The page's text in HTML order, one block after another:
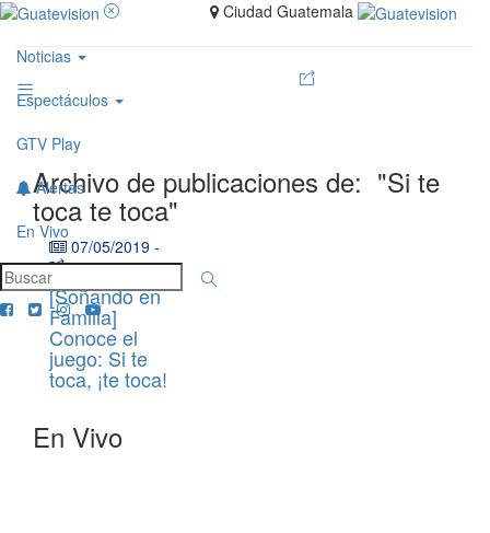
Noticias
Espectáculos
GTV Play
Alertas
En Vivo
Ciudad Guatemala
Archivo de publicaciones de: "Si te
toca te toca"
07/05/2019 -
[Soñando en
Familia]
Conoce el
juego: Si te
toca, ¡te toca!
En Vivo